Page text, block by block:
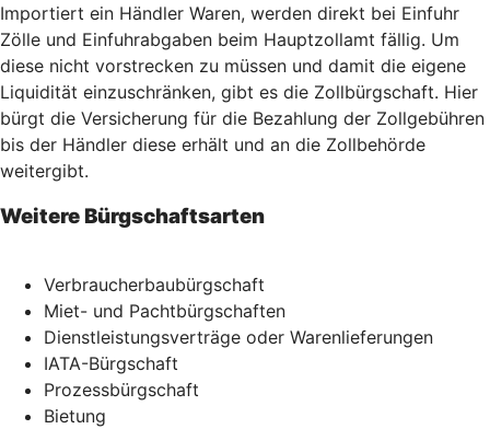
Importiert ein Händler Waren, werden direkt bei Einfuhr
Zölle und Einfuhrabgaben beim Hauptzollamt fällig. Um
diese nicht vorstrecken zu müssen und damit die eigene
Liquidität einzuschränken, gibt es die Zollbürgschaft. Hier
bürgt die Versicherung für die Bezahlung der Zollgebühren
bis der Händler diese erhält und an die Zollbehörde
weitergibt.
Weitere Bürgschaftsarten
Verbraucherbaubürgschaft
Miet- und Pachtbürgschaften
Dienstleistungsverträge oder Warenlieferungen
IATA-Bürgschaft
Prozessbürgschaft
Bietung